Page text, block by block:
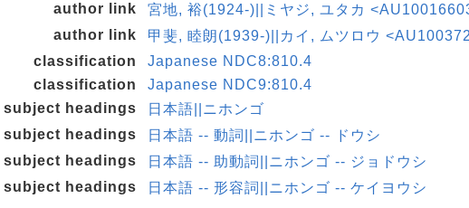
author link
宮地, 裕(1924-)||ミヤジ, ユタカ
author link
甲斐, 睦朗(1939-)||カイ, ムツロウ
classification
Japanese NDC8:810.4
classification
Japanese NDC9:810.4
subject headings
日本語||ニホンゴ
subject headings
日本語 -- 動詞||ニホンゴ -- ドウシ
subject headings
日本語 -- 助動詞||ニホンゴ -- ジョドウシ
subject headings
日本語 -- 形容詞||ニホンゴ -- ケイヨウシ